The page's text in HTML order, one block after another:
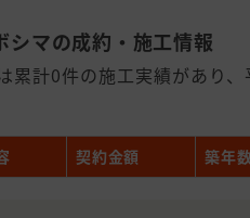
マの成約・施工情報
累計0件の施工実績があり
契約金額 築年